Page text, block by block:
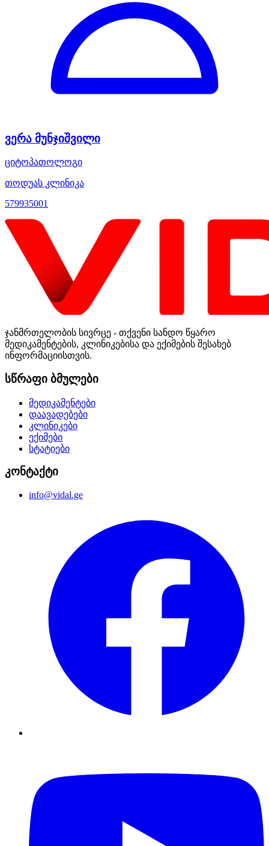
ვერა მუნჯიშვილი
ციტოპათოლოგი
თოდუას კლინიკა
579935001
ჯანმრთელობის სივრცე - თქვენი სანდო წყარო
მედიკამენტების, კლინიკებისა და ექიმების შესახებ
ინფორმაციისთვის.
სწრაფი ბმულები
მედიკამენტები
დაავადებები
კლინიკები
ექიმები
სტატიები
კონტაქტი
info@vidal.ge